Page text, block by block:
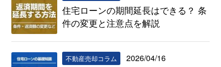
住宅ローンの期間延長はできる？ 条
件の変更と注意点を解説
不動産売却コラム 2026/04/16